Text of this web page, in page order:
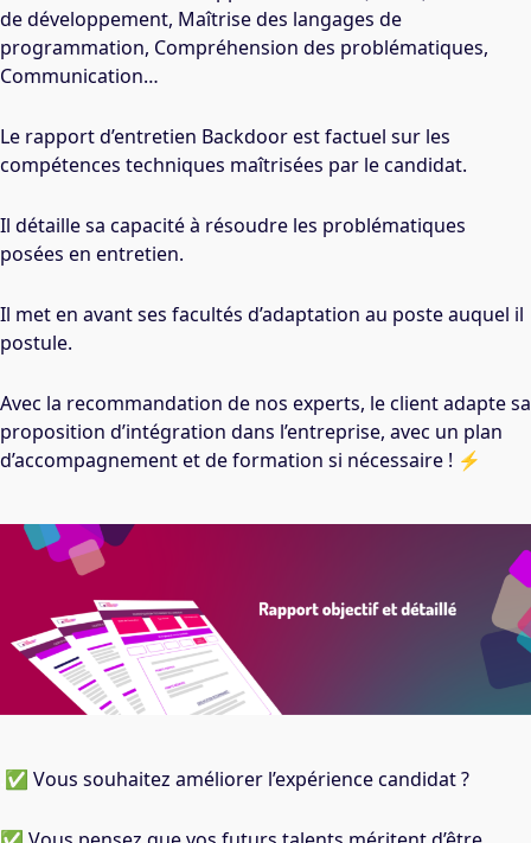
de développement, Maîtrise des langages de
programmation, Compréhension des problématiques,
Communication…
Le rapport d’entretien Backdoor est factuel sur les
compétences techniques maîtrisées par le candidat.
Il détaille sa capacité à résoudre les problématiques
posées en entretien.
Il met en avant ses facultés d’adaptation au poste auquel il
postule.
Avec la recommandation de nos experts, le client adapte sa
proposition d’intégration dans l’entreprise, avec un plan
d’accompagnement et de formation si nécessaire ! ⚡️
✅ Vous souhaitez améliorer l’expérience candidat ?